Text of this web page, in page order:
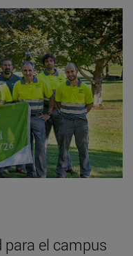
para el campus